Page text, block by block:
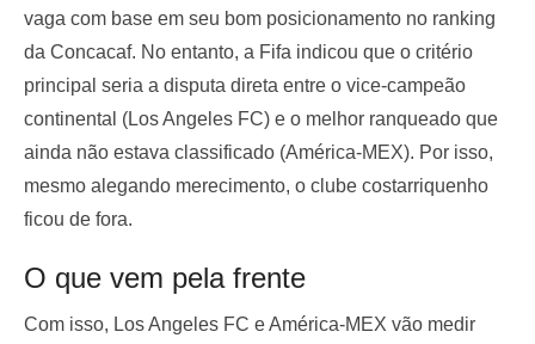
vaga com base em seu bom posicionamento no ranking
da Concacaf. No entanto, a Fifa indicou que o critério
principal seria a disputa direta entre o vice-campeão
continental (Los Angeles FC) e o melhor ranqueado que
ainda não estava classificado (América-MEX). Por isso,
mesmo alegando merecimento, o clube costarriquenho
ficou de fora.
O que vem pela frente
Com isso, Los Angeles FC e América-MEX vão medir